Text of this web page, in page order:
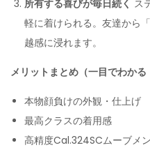
所有する喜びが毎日続く ス
軽に着けられる。友達から
越感に浸れます。
メリットまとめ（一目でわかる
本物顔負けの外観・仕上げ
最高クラスの着用感
高精度Cal.324SCムーブメ